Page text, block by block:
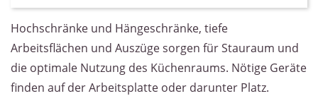
Hochschränke und Hängeschränke, tiefe
Arbeitsflächen und Auszüge sorgen für Stauraum und
die optimale Nutzung des Küchenraums. Nötige Geräte
finden auf der Arbeitsplatte oder darunter Platz.